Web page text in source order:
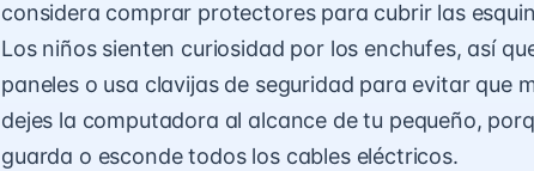
considera comprar protectores para cubrir las
Los niños sienten curiosidad por los enchufes, así
paneles o usa clavijas de seguridad para evitar que
dejes la computadora al alcance de tu pequeño,
guarda o esconde todos los cables eléctricos.